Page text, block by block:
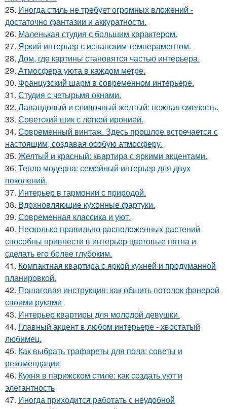
25. Иногда стиль не требует огромных вложений -
достаточно фантазии и аккуратности.
26. Маленькая студия с большим характером.
27. Яркий интерьер с испанским темпераментом.
28. Дом, где картины становятся частью интерьера.
29. Атмосфера уюта в каждом метре.
30. Французский шарм в современном интерьере.
31. Студия с четырьмя окнами.
32. Лавандовый и сливочный жёлтый: нежная смелость.
33. Советский шик с лёгкой иронией.
34. Современный винтаж. Здесь прошлое встречается с
настоящим, создавая особую атмосферу.
35. Желтый и красный: квартира с яркими акцентами.
36. Тепло модерна: семейный интерьер для двух
поколений.
37. Интерьер в гармонии с природой.
38. Вдохновляющие кухонные фартуки.
39. Современная классика и уют.
40. Несколько правильно расположенных растений
способны привнести в интерьер цветовые пятна и
сделать его более глубоким.
41. Компактная квартира с яркой кухней и продуманной
планировкой.
42. Пошаговая инструкция: как обшить потолок фанерой
своими руками
43. Интерьер квартиры для молодой девушки.
44. Главный акцент в любом интерьере - хвостатый
любимец.
45. Как выбрать трафареты для пола: советы и
рекомендации
46. Кухня в парижском стиле: как создать уют и
элегантность
47. Иногда приходится работать с неудобной